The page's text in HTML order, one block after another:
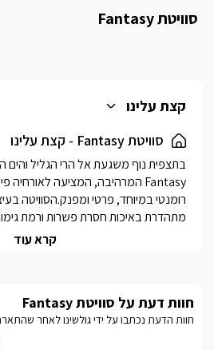
סוויטת Fantasy
קצת עלינו
סוויטת Fantasy - קצת עלינו
קרא עוד
חוות דעת על סוויטת Fantasy
חוות הדעת נכתבו על ידי גולשינו לאחר